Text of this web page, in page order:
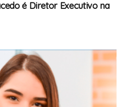
é Diretor Executivo na